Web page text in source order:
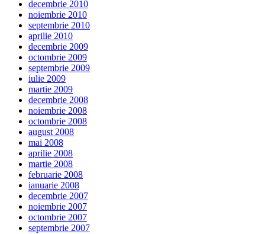
decembrie 2010
noiembrie 2010
septembrie 2010
aprilie 2010
decembrie 2009
octombrie 2009
septembrie 2009
iulie 2009
martie 2009
decembrie 2008
noiembrie 2008
octombrie 2008
august 2008
mai 2008
aprilie 2008
martie 2008
februarie 2008
ianuarie 2008
decembrie 2007
noiembrie 2007
octombrie 2007
septembrie 2007